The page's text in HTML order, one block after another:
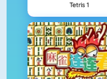
Tetris 1